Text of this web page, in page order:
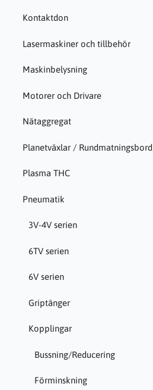
Kontaktdon
Lasermaskiner och tillbehör
Maskinbelysning
Motorer och Drivare
Nätaggregat
Planetväxlar / Rundmatningsbord
Plasma THC
Pneumatik
3V-4V serien
6TV serien
6V serien
Griptänger
Kopplingar
Bussning/Reducering
Förminskning